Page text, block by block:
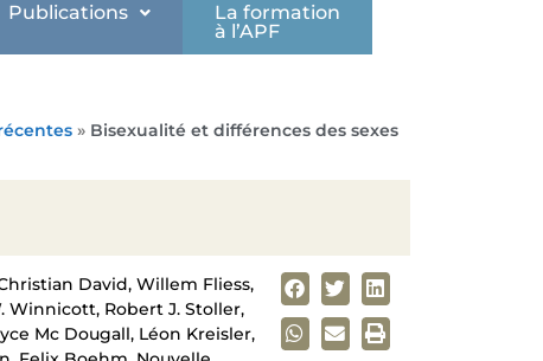
Publications
La formation
à l’APF
» Bisexualité et différences des sexes
David, Willem Fliess,
Winnicott, Robert J. Stoller,
Mc Dougall, Léon Kreisler,